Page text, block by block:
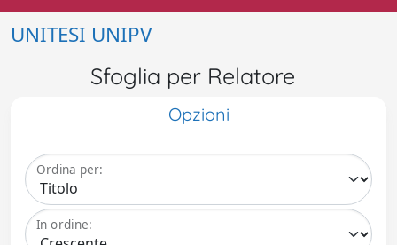
UNITESI UNIPV
Sfoglia per Relatore
Opzioni
Ordina per:
In ordine: